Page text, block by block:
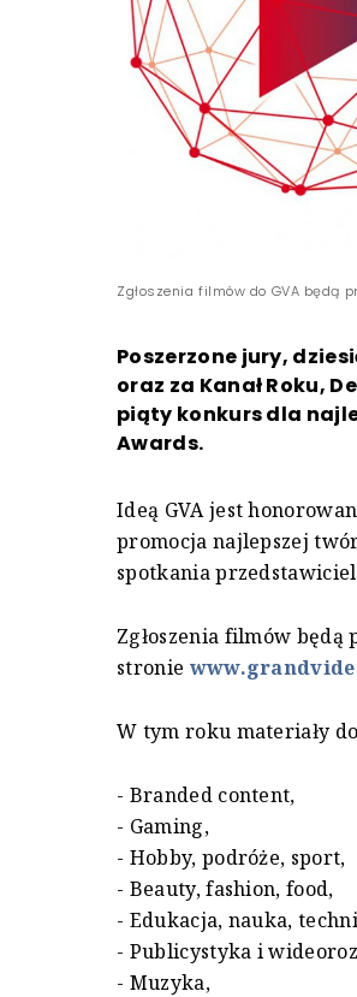
Zgłoszenia filmów do GVA będą
Poszerzone jury,
oraz za Kanał Roku,
piąty konkurs dla
Awards.
Ideą GVA jest
promocja najlepszej
spotkania
Zgłoszenia filmów
stronie
W tym roku materiały
- Branded content,
- Gaming,
- Hobby, podróże, sport,
- Beauty, fashion, food,
- Edukacja, nauka,
- Publicystyka i
- Muzyka,